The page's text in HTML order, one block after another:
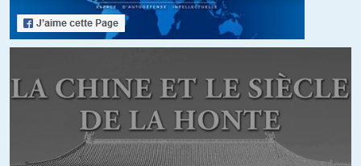
utilisés pour la mission première. »
Non, des trilliards de trilliards d’euros.
+14 ALERTER
Ferrante//15.08.2016 à 16h33